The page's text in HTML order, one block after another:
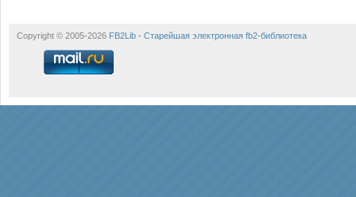
Copyright © 2005-2026 FB2Lib - Старейшая электронная fb2-библиотека